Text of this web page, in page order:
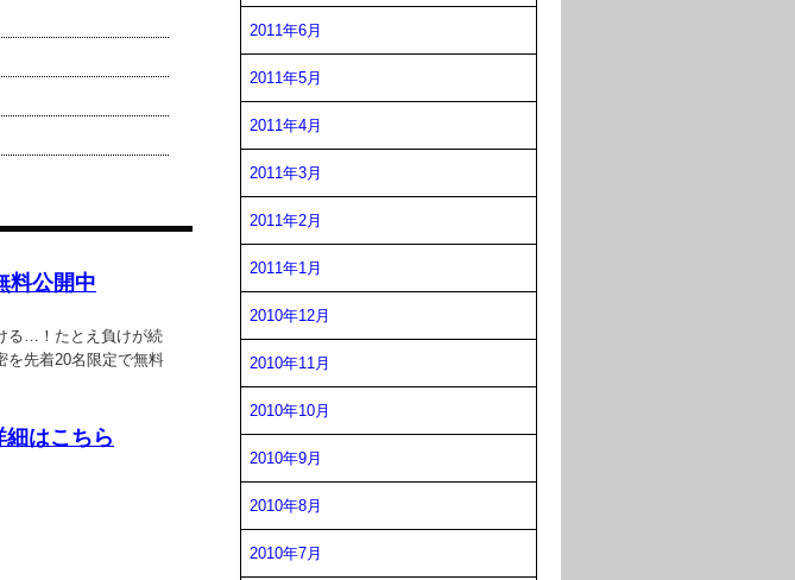
料公開中
る…！たとえ負けが続
を先着20名限定で無料
細はこちら
2011年6月
2011年5月
2011年4月
2011年3月
2011年2月
2011年1月
2010年12月
2010年11月
2010年10月
2010年9月
2010年8月
2010年7月